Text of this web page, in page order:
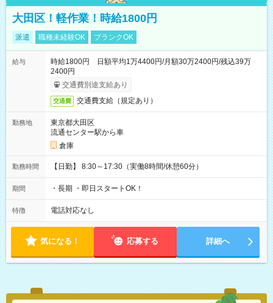
大田区！軽作業！時給1800円
派遣 職種未経験OK ブランクOK
給与
時給1800円 日額平均1万4400円/月額30万2400円/残込39万
2400円
交通費別途支給あり
交通費 交通費支給（規定あり）
勤務地
東京都大田区
流通センター駅から車
倉庫
勤務時間 【日勤】 8:30～17:30（実働8時間/休憩60分）
期間 ・長期 ・即日スタートOK！
特徴 電話対応なし
気になる！ 応募する 詳細へ